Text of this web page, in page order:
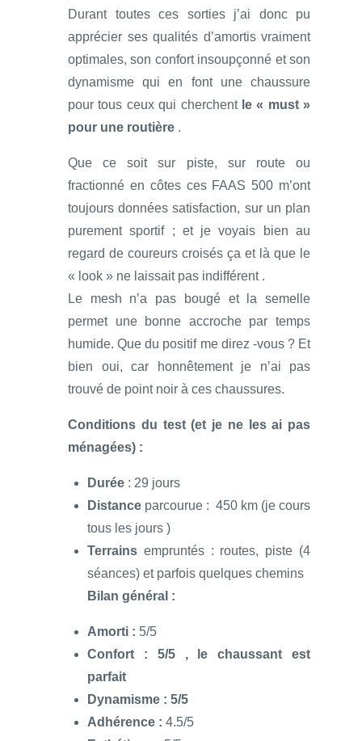
Durant toutes ces sorties j’ai donc pu
apprécier ses qualités d’amortis vraiment
optimales, son confort insoupçonné et son
dynamisme qui en font une chaussure
pour tous ceux qui cherchent le « must »
pour une routière .
Que ce soit sur piste, sur route ou
fractionné en côtes ces FAAS 500 m’ont
toujours données satisfaction, sur un plan
purement sportif ; et je voyais bien au
regard de coureurs croisés ça et là que le
« look » ne laissait pas indifférent .
Le mesh n’a pas bougé et la semelle
permet une bonne accroche par temps
humide. Que du positif me direz -vous ? Et
bien oui, car honnêtement je n’ai pas
trouvé de point noir à ces chaussures.
Conditions du test (et je ne les ai pas
ménagées) :
Durée : 29 jours
Distance parcourue : 450 km (je cours
tous les jours )
Terrains empruntés : routes, piste (4
séances) et parfois quelques chemins
Bilan général :
Amorti : 5/5
Confort : 5/5 , le chaussant est
parfait
Dynamisme : 5/5
Adhérence : 4.5/5